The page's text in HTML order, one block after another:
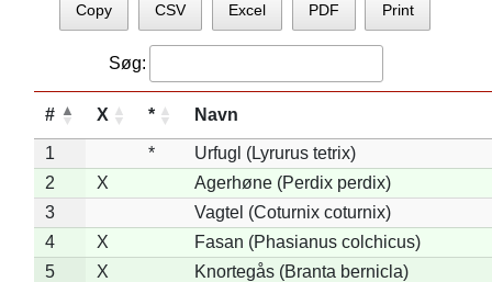
Copy CSV Excel PDF Print
Søg:
# X * Navn
1 *
Urfugl (Lyrurus tetrix)
2
X
Agerhøne (Perdix perdix)
3
Vagtel (Coturnix coturnix)
4
X
Fasan (Phasianus colchicus)
5
X
Knortegås (Branta bernicla)